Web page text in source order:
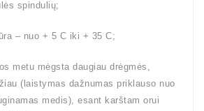
spindulių;
– nuo + 5 C iki + 35 C;
metu mėgsta daugiau drėgmės,
(laistymas dažnumas priklauso nuo
medis), esant karštam orui